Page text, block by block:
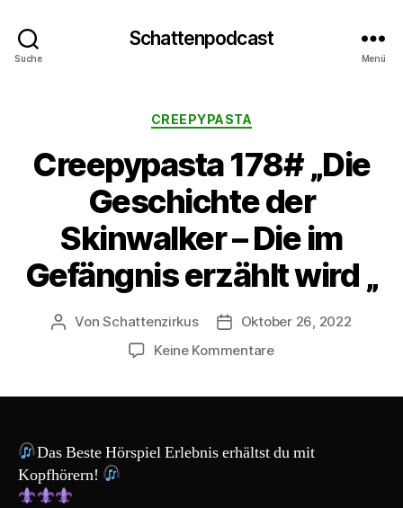
Suche
Schattenpodcast
Menü
Kategorien
CREEPYPASTA
Creepypasta 178# „Die
Geschichte der
Skinwalker – Die im
Gefängnis erzählt wird „
Beitragsautor
VonSchattenzirkus Beitragsdatum
Oktober 26, 2022
Keine Kommentarezu
der
Das Beste Hörspiel Erlebnis erhältst du mit
Kopfhörern!